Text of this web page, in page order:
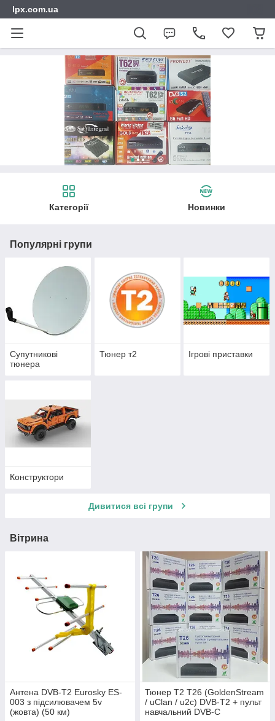
lpx.com.ua
Категорії Новинки
Популярні групи
Супутникові
тюнера
Тюнер т2 Ігрові приставки
Конструктори
Дивитися всі групи
Вітрина
Антена DVB-T2 Eurosky ES-
003 з підсилювачем 5v
(жовта) (50 км)
Тюнер Т2 T26 (GoldenStream
/ uClan / u2c) DVB-T2 + пульт
навчальний DVB-C